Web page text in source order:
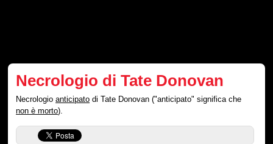
Necrologio di Tate Donovan
Necrologioanticipato di Tate Donovan ("anticipato" significa che
non è morto).